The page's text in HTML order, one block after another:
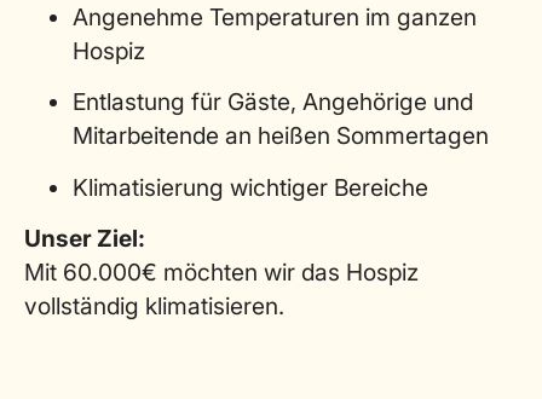
Angenehme Temperaturen im ganzen
Hospiz
Entlastung für Gäste, Angehörige und
Mitarbeitende an heißen Sommertagen
Klimatisierung wichtiger Bereiche
Unser Ziel:
Mit 60.000€ möchten wir das Hospiz
vollständig klimatisieren.